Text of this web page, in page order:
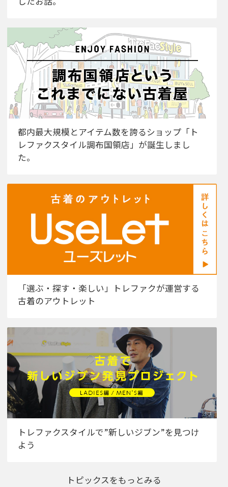
都内最大規模とアイテム数を誇るショップ「ト
レファクスタイル調布国領店」が誕生しまし
た。
「選ぶ・探す・楽しい」トレファクが運営する
古着のアウトレット
トレファクスタイルで”新しいジブン”を見つけ
よう
トピックスをもっとみる